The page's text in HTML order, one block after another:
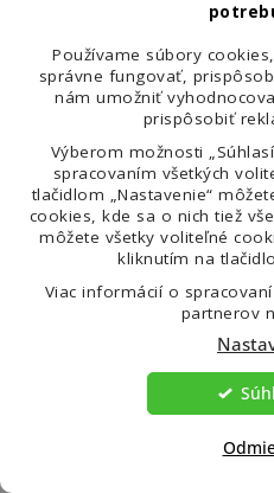
Používame súbory
správne fungovať,
nám umožniť
prispôsobiť
Výberom možnosti
spracovaním všetkých
tlačidlom „Nastavenie“
cookies, kde sa o nich tiež
môžete všetky voliteľné
kliknutím na
Viac informácií o
partnerov
Ostatní nakupujú